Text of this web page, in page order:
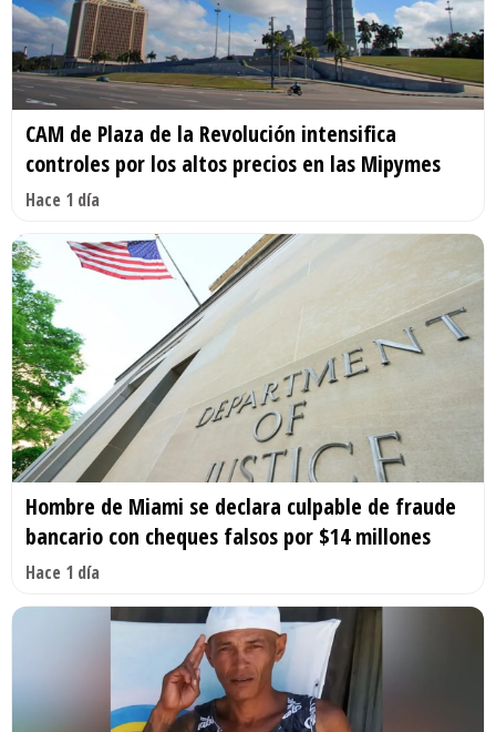
CAM de Plaza de la Revolución intensifica
controles por los altos precios en las Mipymes
Hace 1 día
Hombre de Miami se declara culpable de fraude
bancario con cheques falsos por $14 millones
Hace 1 día